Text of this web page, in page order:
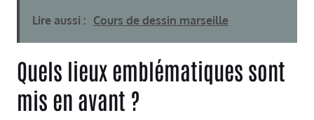
Lire aussi : Cours de dessin marseille
Quels lieux emblématiques sont
mis en avant ?